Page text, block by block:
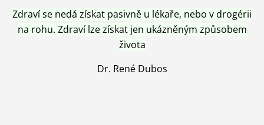
Zdraví se nedá získat pasivně u lékaře, nebo v drogérii
na rohu. Zdraví lze získat jen ukázněným způsobem
života
Dr. René Dubos